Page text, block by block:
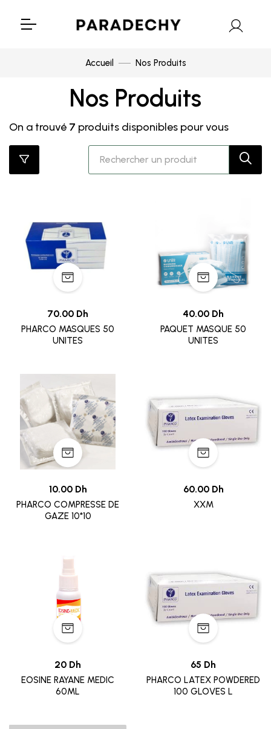
Accueil Nos Produits
Nos Produits
On a trouvé 7 produits disponibles pour vous
70.00 Dh
PHARCO MASQUES 50
UNITES
40.00 Dh
PAQUET MASQUE 50
UNITES
10.00 Dh
PHARCO COMPRESSE DE
GAZE 10*10
60.00 Dh
XXM
20 Dh
EOSINE RAYANE MEDIC
60ML
65 Dh
PHARCO LATEX POWDERED
100 GLOVES L